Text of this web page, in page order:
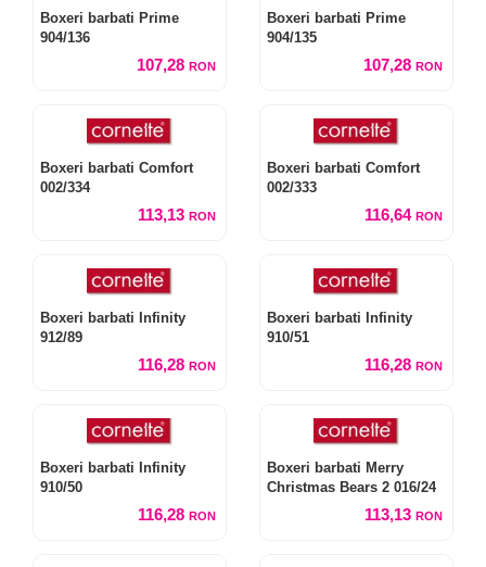
Boxeri barbati Prime
904/136
107,28 RON
Boxeri barbati Prime
904/135
107,28 RON
Boxeri barbati Comfort
002/334
113,13 RON
Boxeri barbati Comfort
002/333
116,64 RON
Boxeri barbati Infinity
912/89
116,28 RON
Boxeri barbati Infinity
910/51
116,28 RON
Boxeri barbati Infinity
910/50
116,28 RON
Boxeri barbati Merry
Christmas Bears 2 016/24
113,13 RON